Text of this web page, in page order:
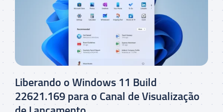
Liberando o Windows 11 Build
22621.169 para o Canal de Visualização